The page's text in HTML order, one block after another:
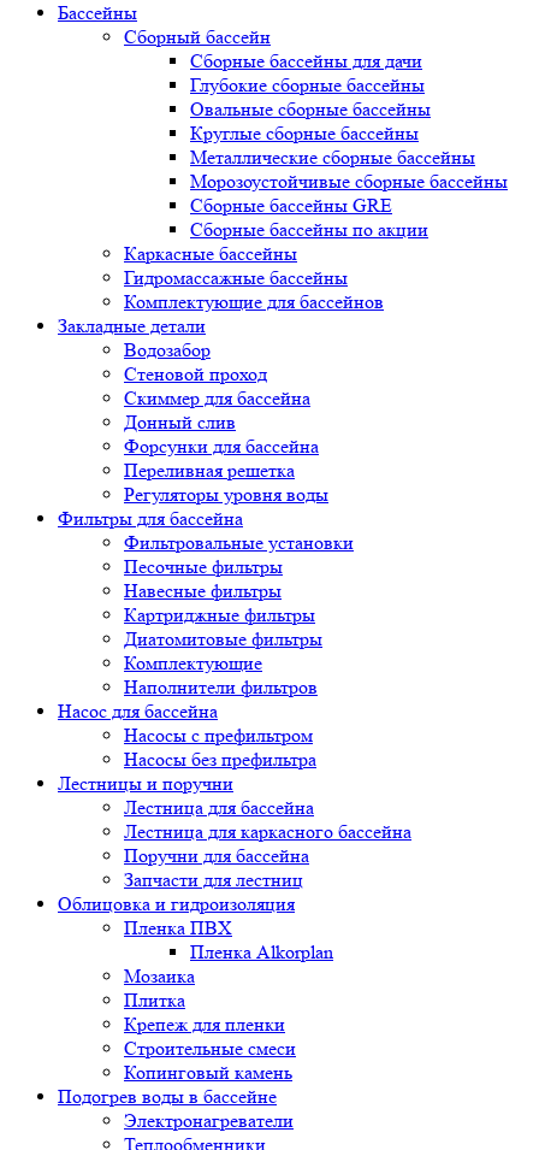
Бассейны
Сборный бассейн
Сборные бассейны для дачи
Глубокие сборные бассейны
Овальные сборные бассейны
Круглые сборные бассейны
Металлические сборные бассейны
Морозоустойчивые сборные бассейны
Сборные бассейны GRE
Сборные бассейны по акции
Каркасные бассейны
Гидромассажные бассейны
Комплектующие для бассейнов
Закладные детали
Водозабор
Стеновой проход
Скиммер для бассейна
Донный слив
Форсунки для бассейна
Переливная решетка
Регуляторы уровня воды
Фильтры для бассейна
Фильтровальные установки
Песочные фильтры
Навесные фильтры
Картриджные фильтры
Диатомитовые фильтры
Комплектующие
Наполнители фильтров
Насос для бассейна
Насосы с префильтром
Насосы без префильтра
Лестницы и поручни
Лестница для бассейна
Лестница для каркасного бассейна
Поручни для бассейна
Запчасти для лестниц
Облицовка и гидроизоляция
Пленка ПВХ
Пленка Alkorplan
Мозаика
Плитка
Крепеж для пленки
Строительные смеси
Копинговый камень
Подогрев воды в бассейне
Электронагреватели
Теплообменники